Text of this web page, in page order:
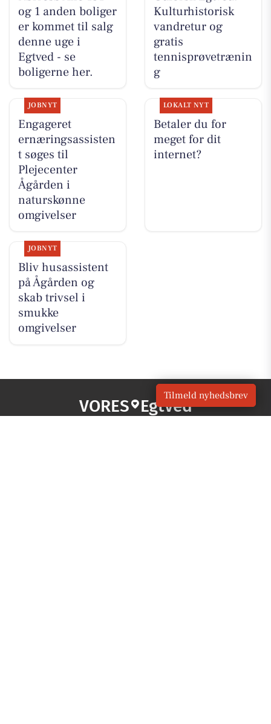
og 1 anden boliger
er kommet til salg
denne uge i
Egtved - se
boligerne her.
Kulturhistorisk
vandretur og
gratis
tennisprøvetrænin
g
JOBNYT
Engageret
ernæringsassisten
t søges til
Plejecenter
Ågården i
naturskønne
omgivelser
LOKALT NYT
Betaler du for
meget for dit
internet?
JOBNYT
Bliv husassistent
på Ågården og
skab trivsel i
smukke
omgivelser
VORES Egtved
Tilmeld nyhedsbrev